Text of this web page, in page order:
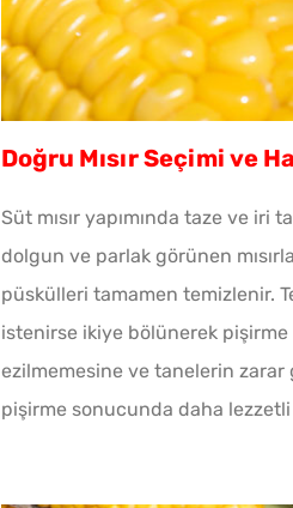
Doğru Mısır Seçimi ve
Süt mısır yapımında taze ve
dolgun ve parlak görünen
püskülleri tamamen temizlenir.
istenirse ikiye bölünerek pişirme
ezilmemesine ve tanelerin zarar
pişirme sonucunda daha lezzetli